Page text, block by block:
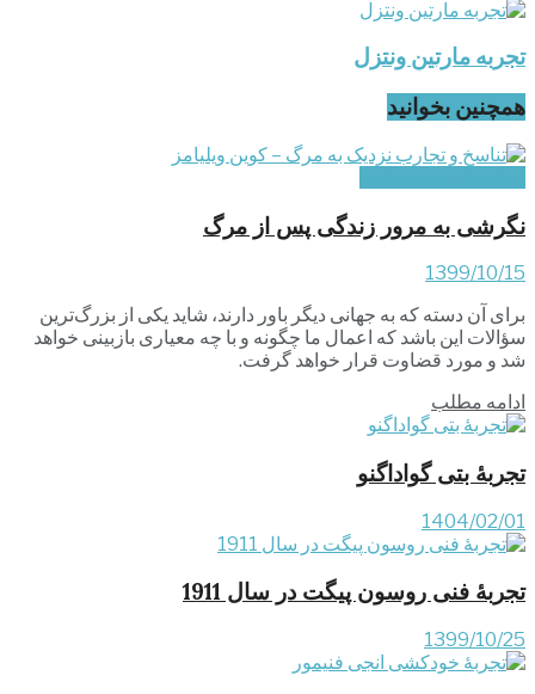
تجربه مارتین ونتزل
همچنین بخوانید
نگرشی به مرور زندگی پس از مرگ
1399/10/15
برای آن دسته که به جهانی دیگر باور دارند، شاید یکی از بزرگ‌ترین
سؤالات این باشد که اعمال ما چگونه و با چه معیاری بازبینی خواهد
شد و مورد قضاوت قرار خواهد گرفت.
ادامه مطلب
تجربۀ بتی گواداگنو
1404/02/01
تجربۀ فنی روسون پیگت در سال 1911
1399/10/25